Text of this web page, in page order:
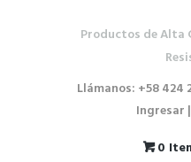
Productos de Alta
Llámanos: +58 424
Ingresar
0